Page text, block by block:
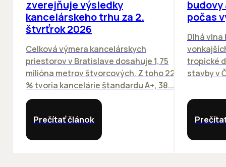
zverejňuje výsledky
kancelárskeho trhu za 2.
štvrťrok 2026
Celková výmera kancelárskych
priestorov v Bratislave dosahuje 1,75
milióna metrov štvorcových. Z toho 22
% tvoria kancelárie štandardu A+, 38...
Prečítať článok
počas
Dlhá
tropické
stavby v